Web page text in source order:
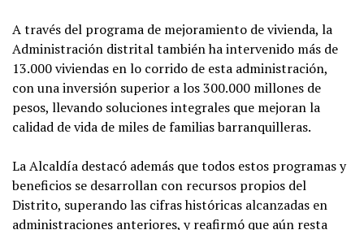
A través del programa de mejoramiento de vivienda, la
Administración distrital también ha intervenido más de
13.000 viviendas en lo corrido de esta administración,
con una inversión superior a los 300.000 millones de
pesos, llevando soluciones integrales que mejoran la
calidad de vida de miles de familias barranquilleras.
La Alcaldía destacó además que todos estos programas y
beneficios se desarrollan con recursos propios del
Distrito, superando las cifras históricas alcanzadas en
administraciones anteriores, y reafirmó que aún resta